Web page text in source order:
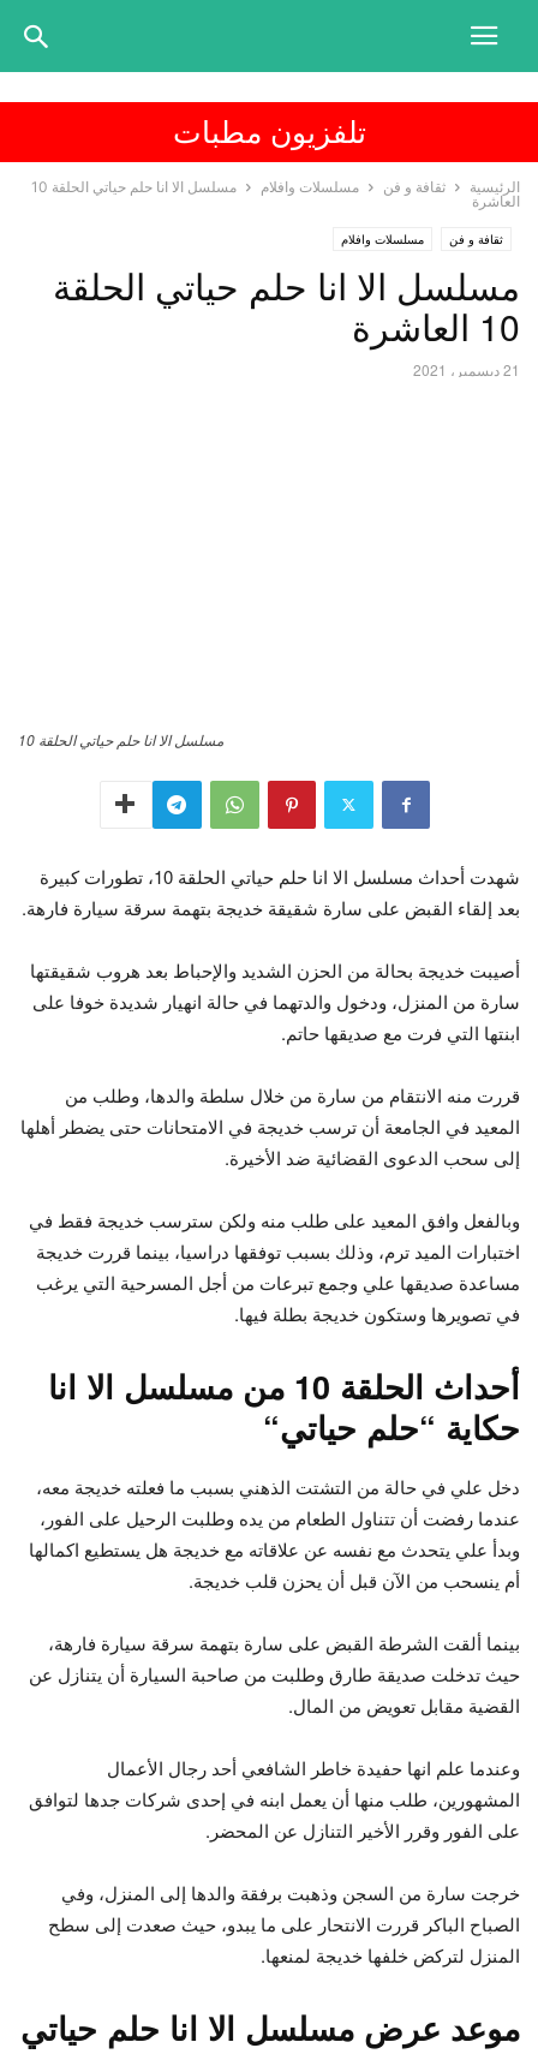
تلفزيون مطبات
الرئيسية ثقافة و فن مسلسلات وافلام
مسلسل الا انا حلم حياتي الحلقة 10
العاشرة
ثقافة و فن مسلسلات وافلام
مسلسل الا انا حلم حياتي الحلقة
10 العاشرة
21 ديسمبر، 2021
مسلسل الا انا حلم حياتي الحلقة 10
شهدت أحداث مسلسل الا انا حلم حياتي الحلقة 10، تطورات كبيرة
بعد إلقاء القبض على سارة شقيقة خديجة بتهمة سرقة سيارة فارهة.
أصيبت خديجة بحالة من الحزن الشديد والإحباط بعد هروب شقيقتها
سارة من المنزل، ودخول والدتهما في حالة انهيار شديدة خوفا على
ابنتها التي فرت مع صديقها حاتم.
قررت منه الانتقام من سارة من خلال سلطة والدها، وطلب من
المعيد في الجامعة أن ترسب خديجة في الامتحانات حتى يضطر أهلها
إلى سحب الدعوى القضائية ضد الأخيرة.
وبالفعل وافق المعيد على طلب منه ولكن سترسب خديجة فقط في
اختبارات الميد ترم، وذلك بسبب توفقها دراسيا، بينما قررت خديجة
مساعدة صديقها علي وجمع تبرعات من أجل المسرحية التي يرغب
في تصويرها وستكون خديجة بطلة فيها.
أحداث الحلقة 10 من مسلسل الا انا
حكاية “حلم حياتي“
دخل علي في حالة من التشتت الذهني بسبب ما فعلته خديجة معه،
عندما رفضت أن تتناول الطعام من يده وطلبت الرحيل على الفور،
وبدأ علي يتحدث مع نفسه عن علاقاته مع خديجة هل يستطيع اكمالها
أم ينسحب من الآن قبل أن يحزن قلب خديجة.
بينما ألقت الشرطة القبض على سارة بتهمة سرقة سيارة فارهة،
حيث تدخلت صديقة طارق وطلبت من صاحبة السيارة أن يتنازل عن
القضية مقابل تعويض من المال.
وعندما علم انها حفيدة خاطر الشافعي أحد رجال الأعمال
المشهورين، طلب منها أن يعمل ابنه في إحدى شركات جدها لتوافق
على الفور وقرر الأخير التنازل عن المحضر.
خرجت سارة من السجن وذهبت برفقة والدها إلى المنزل، وفي
الصباح الباكر قررت الانتحار على ما يبدو، حيث صعدت إلى سطح
المنزل لتركض خلفها خديجة لمنعها.
موعد عرض مسلسل الا انا حلم حياتي